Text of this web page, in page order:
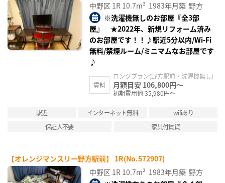
中野区 1R 10.7m² 1983年月築 野方
※洗濯機無しのお部屋『全3部
屋』 ★2022年、新規リフォーム済み
のお部屋です！！♪駅近5分以内/Wi-Fi
無料/禁煙ルーム/ミニマムなお部屋です
♪
賃料
ロングプラン(野方駅前・洗濯機無し)
月額目安 106,800円～
初期費用他 35,980円～
駅近 インターネット無料
wifiあり
保証人不要
家具付賃貸
【オレンジマンスリー野方駅前】 1R(No.572907)
中野区 1R 10.7m² 1983年月築 野方